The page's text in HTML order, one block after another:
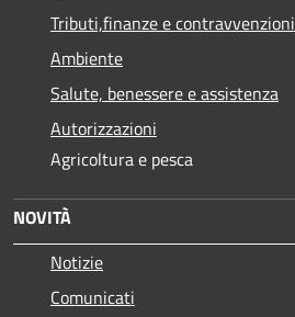
Tributi,finanze e contravvenzioni
Ambiente
Salute, benessere e assistenza
Autorizzazioni
Agricoltura e pesca
NOVITÀ
Notizie
Comunicati